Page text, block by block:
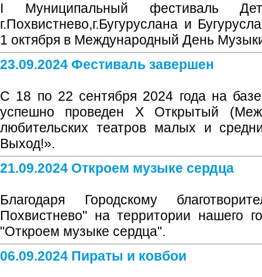
I Муниципальный фестиваль
г.Похвистнево,г.Бугуруслана и
1 октября в Международный День
23.09.2024 Фестиваль завершен
С 18 по 22 сентября 2024 года на
успешно проведен X Открытый
любительских театров малых и
Выход!».
21.09.2024 Откроем музыке сердца
Благодаря Городскому
Похвистнево" на территории нашего
"Откроем музыке сердца".
06.09.2024 Пираты и ковбои